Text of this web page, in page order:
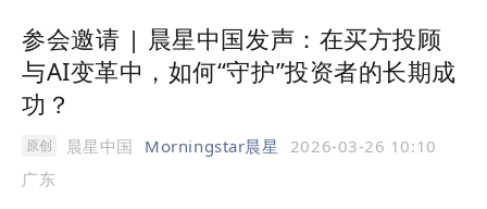
参会邀请 | 晨星中国发声：在买方投顾
与AI变革中，如何“守护”投资者的长期成
功？
原创 晨星中国 Morningstar晨星
2026-03-26 10:10
广东